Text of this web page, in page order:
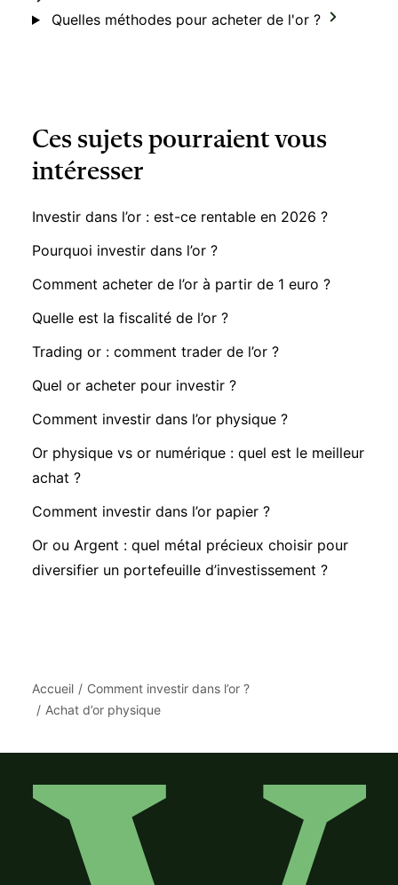
Quelles méthodes pour acheter de l'or ?
Ces sujets pourraient vous
intéresser
Investir dans l’or : est-ce rentable en 2026 ?
Pourquoi investir dans l’or ?
Comment acheter de l’or à partir de 1 euro ?
Quelle est la fiscalité de l’or ?
Trading or : comment trader de l’or ?
Quel or acheter pour investir ?
Comment investir dans l’or physique ?
Or physique vs or numérique : quel est le meilleur
achat ?
Comment investir dans l’or papier ?
Or ou Argent : quel métal précieux choisir pour
diversifier un portefeuille d’investissement ?
Accueil
Comment investir dans l’or ?
Achat d’or physique